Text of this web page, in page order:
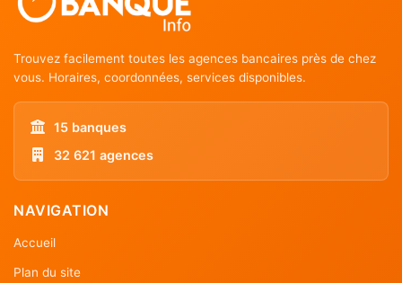
Trouvez facilement toutes les agences bancaires près de chez
vous. Horaires, coordonnées, services disponibles.
15 banques
32 621 agences
NAVIGATION
Accueil
Plan du site